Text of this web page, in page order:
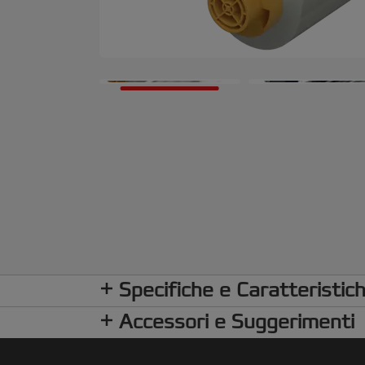
Specifiche e
Accessori e Suggerimenti